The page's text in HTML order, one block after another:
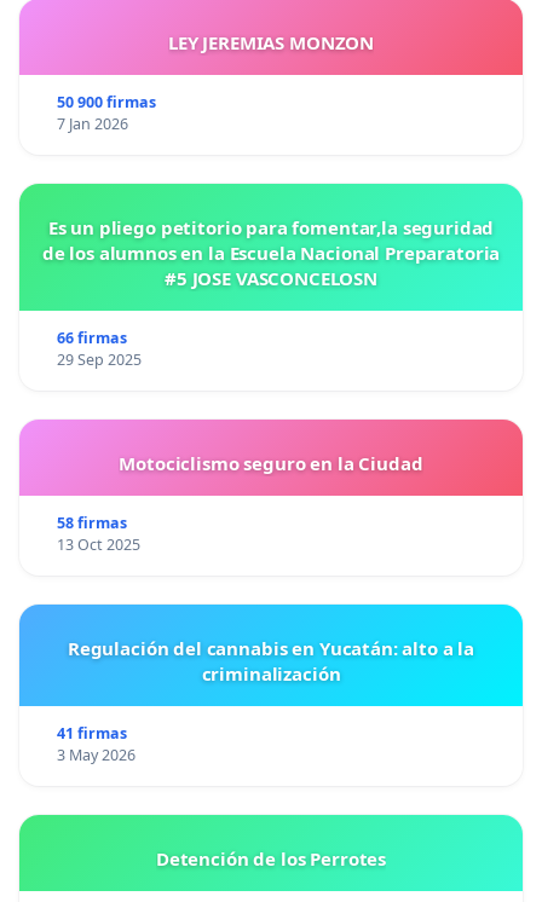
LEY JEREMIAS MONZON
50 900 firmas
7 Jan 2026
Es un pliego petitorio para fomentar,la seguridad
de los alumnos en la Escuela Nacional Preparatoria
#5 JOSE VASCONCELOSN
66 firmas
29 Sep 2025
Motociclismo seguro en la Ciudad
58 firmas
13 Oct 2025
Regulación del cannabis en Yucatán: alto a la
criminalización
41 firmas
3 May 2026
Detención de los Perrotes